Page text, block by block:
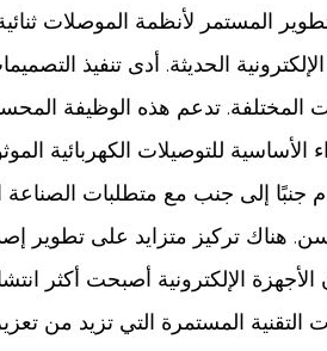
المستمر لأنظمة الموصلات ثنائية
الحديثة. أدى تنفيذ
المختلفة. تدعم هذه الوظيفة
جنبًا إلى جنب مع متطلبات
هناك تركيز متزايد على تطوير
الأجهزة الإلكترونية أصبحت أكثر
التقنية المستمرة التي تزيد من